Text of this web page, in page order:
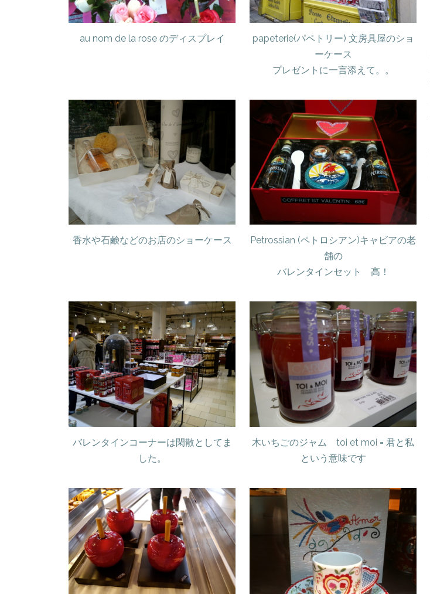
au nom de la rose のディスプレイ
papeterie(パペトリー) 文房具屋のショ
ーケース
プレゼントに一言添えて。。
香水や石鹸などのお店のショーケース
Petrossian (ペトロシアン)キャビアの老
舗の
バレンタインセット 高！
バレンタインコーナーは閑散としてま
した。
木いちごのジャム toi et moi = 君と私
という意味です